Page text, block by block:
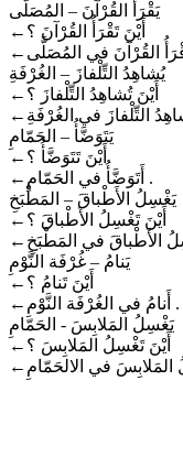
يَقْرَأُ القُرْآنَ – المُصَلَّى
← أَيْنَ تَقْرَأُ القُرْآنَ ؟
←
يُشاهِدُ التِّلْفازَ – الغُرْفَةِ
← أَيْنَ تُشاهِدُ التِّلْفازَ ؟
←
يَتَوَضَّأُ – الحَمّامِ
← أَيْنَ تَتَوَضَّأُ ؟
←
أَتَوَضَّأُ في الحَمّامِ .
يَغْسِلُ الأَطْباقَ – المَطْبَخِ
← أَيْنَ تَغْسِلُ الأَطْباقَ ؟
←
يَنامُ – غُرْفَة النَّوْمِ
← أَيْنَ تَنامُ ؟
←
أَنامُ في الغُرْفَة النَّوْمِ .
يَغْسِلُ المَلابِسَ - الحَمّامِ
← أَيْنَ تَغْسِلُ المَلابِسَ ؟
←